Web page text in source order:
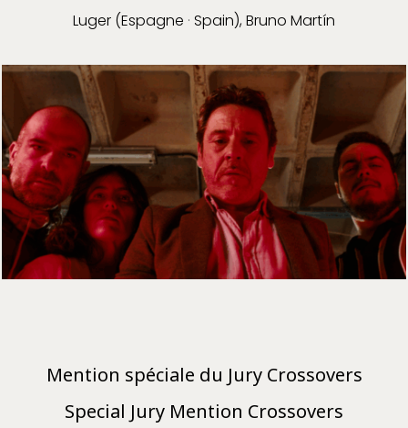
Luger (Espagne · Spain), Bruno Martín
Mention spéciale du Jury Crossovers
Special Jury Mention Crossovers